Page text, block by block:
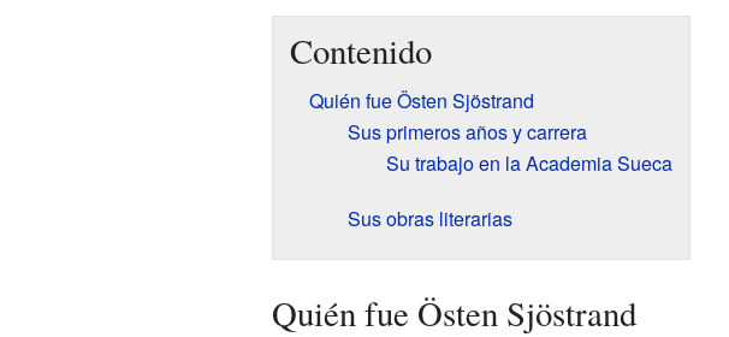
Contenido
Quién fue Östen Sjöstrand
Sus primeros años y carrera
Su trabajo en la Academia Sueca
Sus obras literarias
Quién fue Östen Sjöstrand